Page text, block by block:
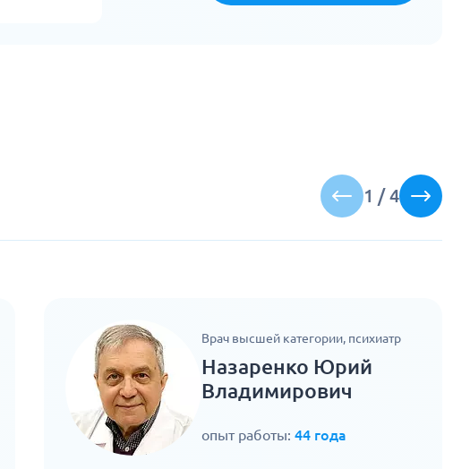
1 /4
Врач высшей категории, психиатр
Назаренко Юрий
Владимирович
опыт работы: 44 года